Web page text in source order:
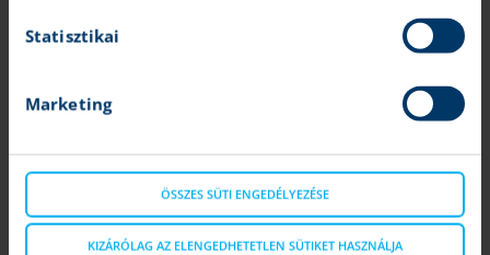
Statisztikai
Marketing
ÖSSZES SÜTI ENGEDÉLYEZÉSE
KIZÁRÓLAG AZ ELENGEDHETETLEN SÜTIKET HASZNÁLJA
Podcast: A 2024-es kilátások nyomában - első